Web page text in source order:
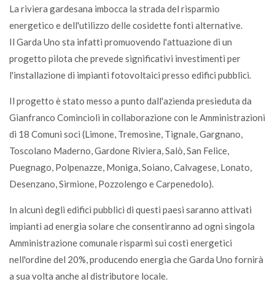
La riviera gardesana imbocca la strada del risparmio
energetico e dell'utilizzo delle cosidette fonti alternative.
Il Garda Uno sta infatti promuovendo l'attuazione di un
progetto pilota che prevede significativi investimenti per
l'installazione di impianti fotovoltaici presso edifici pubblici.
Il progetto è stato messo a punto dall'azienda presieduta da
Gianfranco Comincioli in collaborazione con le Amministrazioni
di 18 Comuni soci (Limone, Tremosine, Tignale, Gargnano,
Toscolano Maderno, Gardone Riviera, Salò, San Felice,
Puegnago, Polpenazze, Moniga, Soiano, Calvagese, Lonato,
Desenzano, Sirmione, Pozzolengo e Carpenedolo).
In alcuni degli edifici pubblici di questi paesi saranno attivati
impianti ad energia solare che consentiranno ad ogni singola
Amministrazione comunale risparmi sui costi energetici
nell'ordine del 20%, producendo energia che Garda Uno fornirà
a sua volta anche al distributore locale.